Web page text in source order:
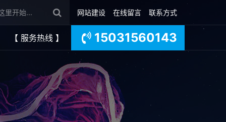
网站建设 在线留言 联系方式
【 服务热线 】 15031560143